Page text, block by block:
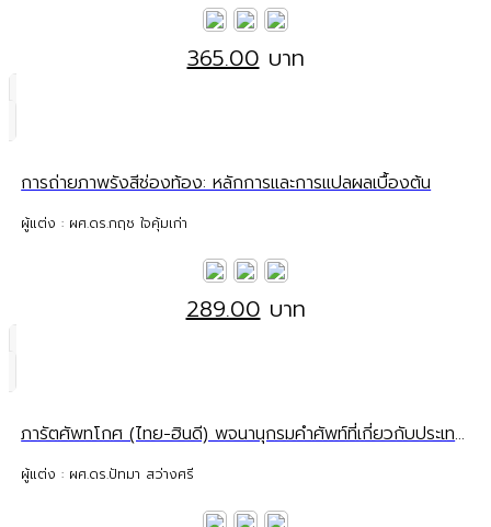
365.00 บาท
การถ่ายภาพรังสีช่องท้อง: หลักการและการแปลผลเบื้องต้น
ผู้แต่ง : ผศ.ดร.กฤช ใจคุ้มเก่า
289.00บาท
ภารัตศัพทโกศ (ไทย-ฮินดี) พจนานุกรมคำศัพท์ที่เกี่ยวกับประเทศอินเดีย
ผู้แต่ง : ผศ.ดร.ปัทมา สว่างศรี